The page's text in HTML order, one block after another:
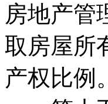
房地产管
取房屋所
产权比例。